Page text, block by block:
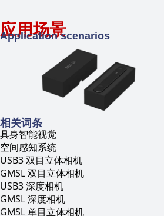
应用场景
Application scenarios
相关词条
具身智能视觉
空间感知系统
USB3 双目立体相机
GMSL 双目立体相机
USB3 深度相机
GMSL 深度相机
GMSL 单目立体相机